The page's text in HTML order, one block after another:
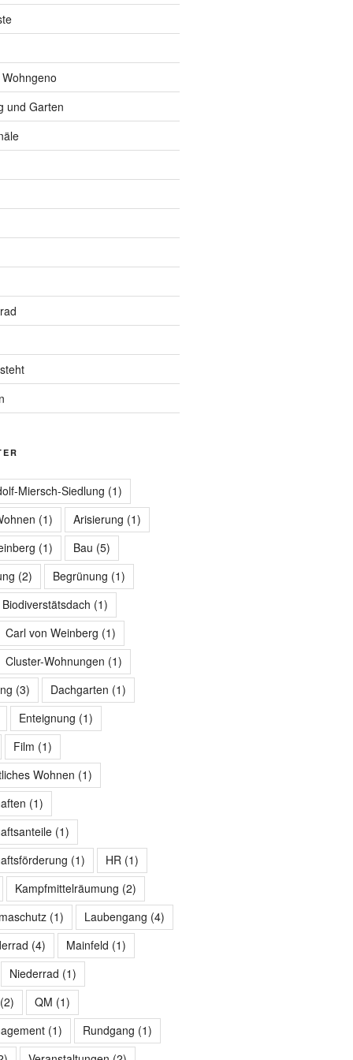
und Garten
Miersch-Siedlung (1)
(1) Arisierung (1)
(1) Bau (5)
(2) Begrünung (1)
Biodiverstätsdach (1)
Carl von Weinberg (1)
Cluster-Wohnungen (1)
(3) Dachgarten (1)
Enteignung (1)
Film (1)
Wohnen (1)
(1)
(1)
(1) HR(1)
Kampfmittelräumung (2)
(1) Laubengang (4)
(4) Mainfeld (1)
Niederrad (1)
QM (1)
(1) Rundgang (1)